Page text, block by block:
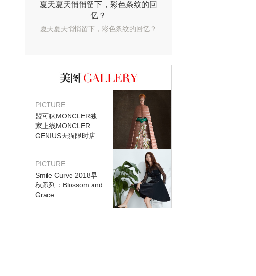
夏天夏天悄悄留下，彩色条纹的回
忆？
夏天夏天悄悄留下，彩色条纹的回忆？
图库
PICTURE
盟可睐MONCLER独
家上线MONCLER
GENIUS天猫限时店
PICTURE
Smile Curve 2018早
秋系列：Blossom and
Grace.